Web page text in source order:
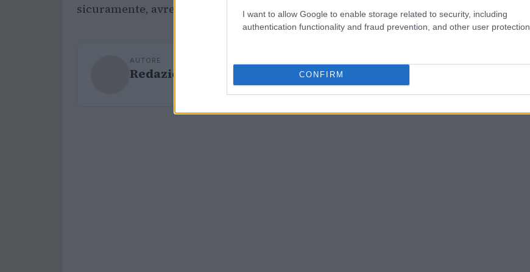
I want to allow Google to enable storage related to security, including
authentication functionality and fraud prevention, and other user protection.
CONFIRM
sicuramente, avrebbe riservato loro la giusta accoglienza”.
AUTORE
Redazione Sport Magazine